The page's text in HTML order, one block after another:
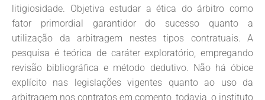
litigiosidade. Objetiva estudar a ética do árbitro como
fator primordial garantidor do sucesso quanto a
utilização da arbitragem nestes tipos contratuais. A
pesquisa é teórica de caráter exploratório, empregando
revisão bibliográfica e método dedutivo. Não há óbice
explícito nas legislações vigentes quanto ao uso da
arbitragem nos contratos em comento, todavia, o instituto